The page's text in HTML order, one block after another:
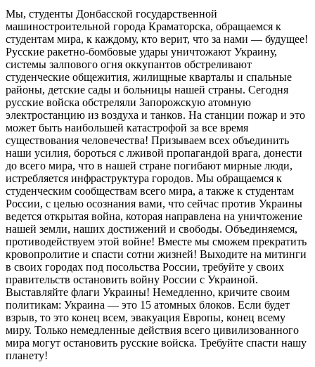
Мы, студенты Донбасской государственной
машиностроительной города Краматорска, обращаемся к
студентам мира, к каждому, кто верит, что за нами — будущее!
Русские ракетно-бомбовые удары уничтожают Украину,
системы залпового огня оккупантов обстреливают
студенческие общежития, жилищные кварталы и спальные
районы, детские сады и больницы нашей страны. Сегодня
русские войска обстреляли Запорожскую атомную
электростанцию из воздуха и танков. На станции пожар и это
может быть наибольшей катастрофой за все время
существования человечества! Призываем всех объединить
наши усилия, бороться с лживой пропагандой врага, донести
до всего мира, что в нашей стране погибают мирные люди,
истребляется инфраструктура городов. Мы обращаемся к
студенческим сообществам всего мира, а также к студентам
России, с целью осознания вами, что сейчас против Украины
ведется открытая война, которая направлена на уничтожение
нашей земли, наших достижений и свободы. Объединяемся,
противодействуем этой войне! Вместе мы сможем прекратить
кровопролитие и спасти сотни жизней! Выходите на митинги
в своих городах под посольства России, требуйте у своих
правительств остановить войну России с Украиной.
Выставляйте флаги Украины! Немедленно, кричите своим
политикам: Украина — это 15 атомных блоков. Если будет
взрыв, то это конец всем, эвакуация Европы, конец всему
миру. Только немедленные действия всего цивилизованного
мира могут остановить русские войска. Требуйте спасти нашу
планету!